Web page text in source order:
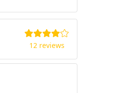
12 reviews